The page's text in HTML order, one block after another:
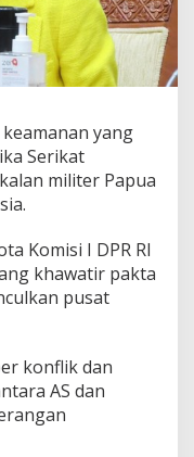
yang
Serikat
militer Papua
Komisi I DPR RI
khawatir pakta
pusat
konflik dan
AS dan